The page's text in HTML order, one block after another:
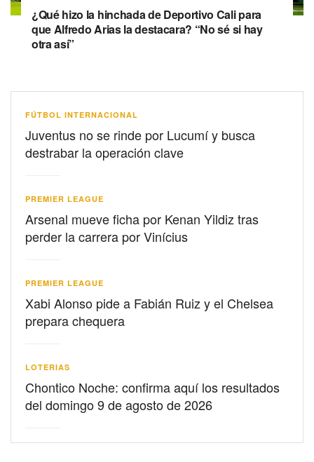
¿Qué hizo la hinchada de Deportivo Cali para
que Alfredo Arias la destacara? “No sé si hay
otra así”
FÚTBOL INTERNACIONAL
Juventus no se rinde por Lucumí y busca
destrabar la operación clave
PREMIER LEAGUE
Arsenal mueve ficha por Kenan Yildiz tras
perder la carrera por Vinícius
PREMIER LEAGUE
Xabi Alonso pide a Fabián Ruiz y el Chelsea
prepara chequera
LOTERIAS
Chontico Noche: confirma aquí los resultados
del domingo 9 de agosto de 2026